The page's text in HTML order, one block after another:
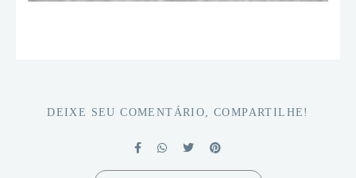
DEIXE SEU COMENTÁRIO, COMPARTILHE!